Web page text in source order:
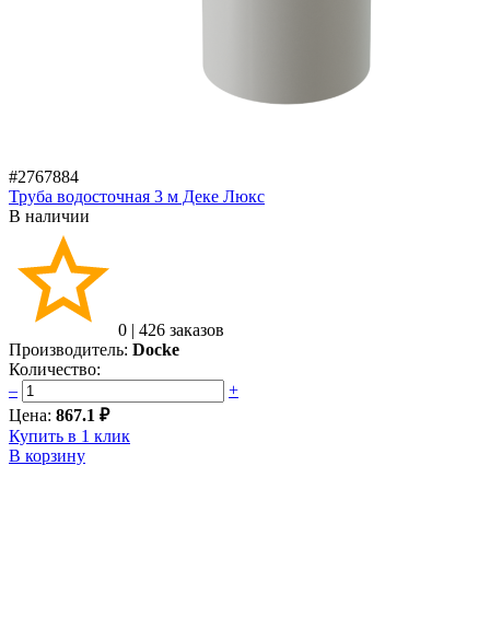
#2767884
Труба водосточная 3 м Деке Люкс
В наличии
0 | 426 заказов
Производитель: Docke
Количество:
–
+
Цена: 867.1 ₽
Купить в 1 клик
В корзину